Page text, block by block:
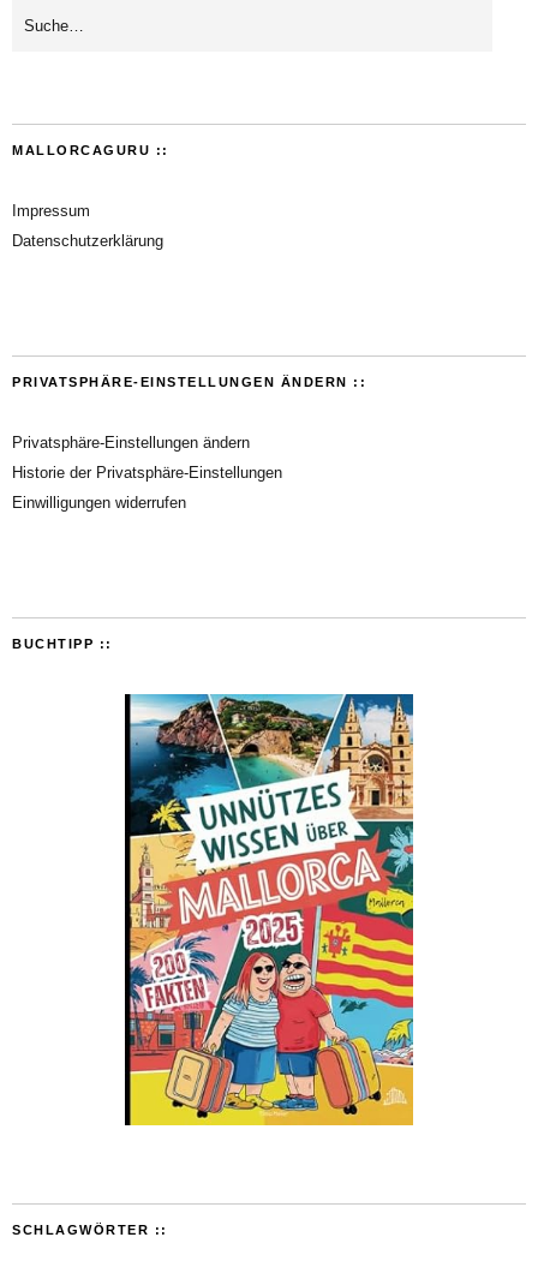
MALLORCAGURU ::
Impressum
Datenschutzerklärung
PRIVATSPHÄRE-EINSTELLUNGEN ÄNDERN ::
Privatsphäre-Einstellungen ändern
Historie der Privatsphäre-Einstellungen
Einwilligungen widerrufen
BUCHTIPP ::
SCHLAGWÖRTER ::